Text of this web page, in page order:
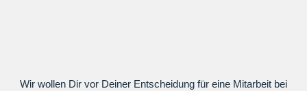
Wir wollen Dir vor Deiner Entscheidung für eine Mitarbeit bei